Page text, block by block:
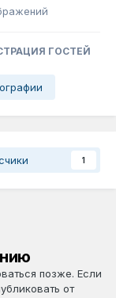
ГОСТЕЙ
1
позже. Если
от